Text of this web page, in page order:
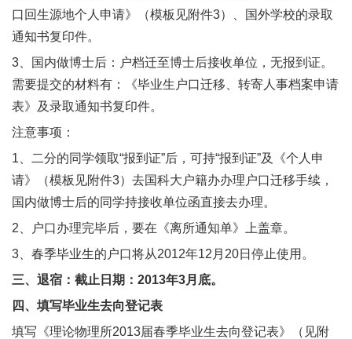
口回生源地个人申请》（模板见附件3）、国外学校的录取
通知书复印件。
3、国内做博士后：户档迁至博士后接收单位，无报到证。
需要提交的材料有：《毕业生户口迁移、转寄人事档案申请
表》及录取通知书复印件。
注意事项：
1、二分的同学领取“报到证”后，可持“报到证”及《个人申
请》（模板见附件3）去国科大户籍办办理户口迁移手续，
国内做博士后的同学持接收单位函直接去办理。
2、户口办理完毕后，要在《离所通知单》上盖章。
3、春季毕业生的户口将从2012年12月20日停止使用。
三、退宿：截止日期：2013年3月底。
四、填写毕业生去向登记表
填写《理论物理所2013届春季毕业生去向登记表》（见附